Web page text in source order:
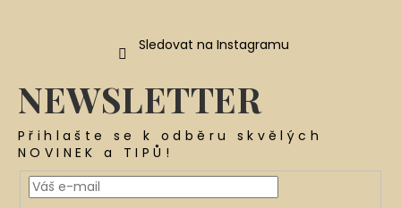
Sledovat na Instagramu
NEWSLETTER
Přihlašte se k odběru skvělých
NOVINEK a TIPŮ!